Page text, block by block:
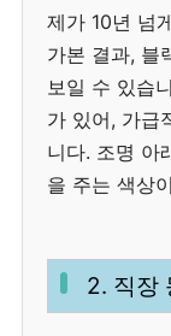
제가 10년 넘
가본 결과, 블
보일 수 있습
가 있어, 가급
니다. 조명 아
을 주는 색상
2. 직장